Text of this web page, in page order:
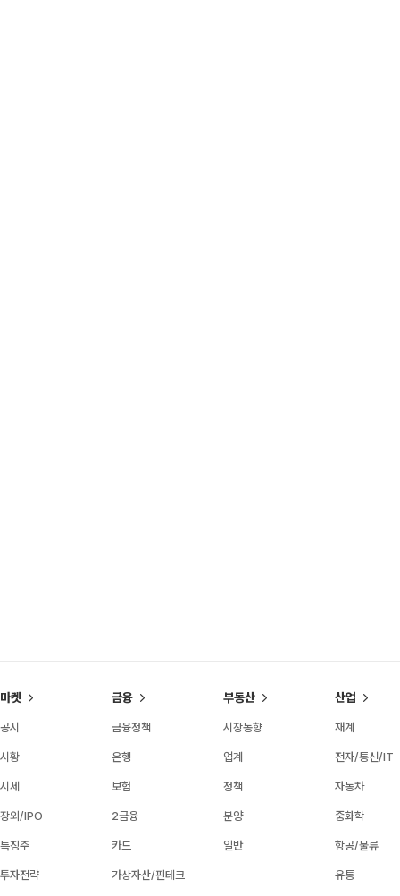
마켓
공시
시황
시세
장외/IPO
특징주
투자전략
금융
금융정책
은행
보험
2금융
카드
가상자산/핀테크
부동산
시장동향
업계
정책
분양
일반
산업
재계
전자/통신/IT
자동차
중화학
항공/물류
유통